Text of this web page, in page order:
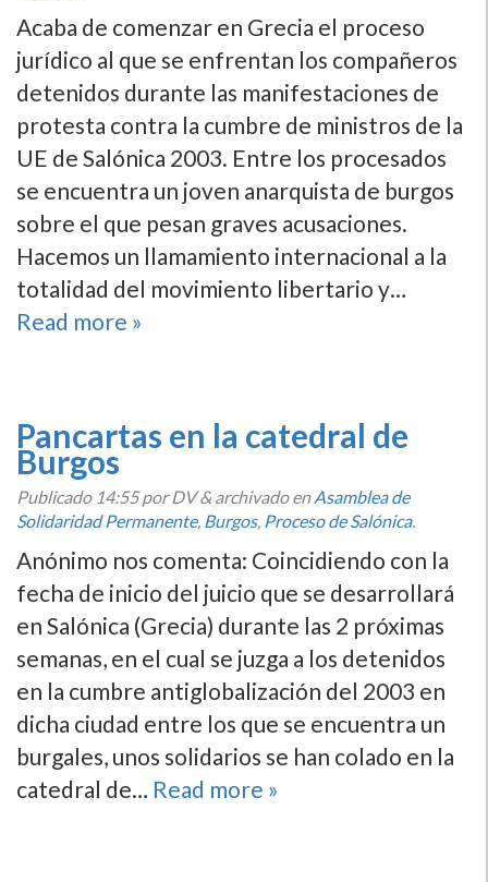
Acaba de comenzar en Grecia el proceso
jurí­dico al que se enfrentan los compañeros
detenidos durante las manifestaciones de
protesta contra la cumbre de ministros de la
UE de Salónica 2003. Entre los procesados
se encuentra un joven anarquista de burgos
sobre el que pesan graves acusaciones.
Hacemos un llamamiento internacional a la
totalidad del movimiento libertario y…
Read more »
Pancartas en la catedral de
Burgos
Publicado 14:55por DV&archivado enAsamblea de
Solidaridad Permanente, Burgos, Proceso de Salónica.
Anónimo nos comenta: Coincidiendo con la
fecha de inicio del juicio que se desarrollará
en Salónica (Grecia) durante las 2 próximas
semanas, en el cual se juzga a los detenidos
en la cumbre antiglobalización del 2003 en
dicha ciudad entre los que se encuentra un
burgales, unos solidarios se han colado en la
catedral de… Read more »